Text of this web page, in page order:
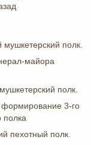
полк.
майора
полк.
3-го
полка
пехотный полк.